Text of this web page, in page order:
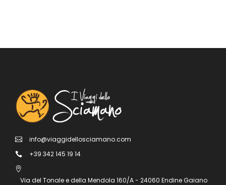
info@viaggidellosciamano.com
+39 342 145 19 14
Via del Tonale e della Mendola 160/A - 24060 Endine Gaiano